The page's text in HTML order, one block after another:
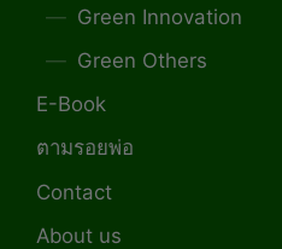
Green Innovation
Green Others
E-Book
ตามรอยพ่อ
Contact
About us